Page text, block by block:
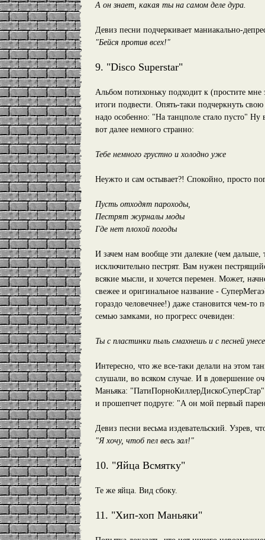
А он знает, какая ты на самом деле дура.
Девиз песни подчеркивает маниакально-
"Бейся против всех!"
9. "Disco Superstar"
Альбом потихоньку подходит к (простите
итоги подвести. Опять-таки подчеркнуть
надо особенно: "На танцполе стало пусто" Ну
вот далее немного странно:
Тебе немного грустно и холодно уже
Неужто и сам остывает?! Спокойно, просто
Пусть отходят пароходы,
Пестрят журналы моды
Где нет плохой погоды
И зачем нам вообще эти далекие (чем дальше,
исключительно пестрят. Вам нужен
всякие мысли, и хочется перемен. Может,
свежее и оригинальное название -
гораздо человечнее!) даже становится чем-
семью замками, но прогресс очевиден:
Ты с пластинки пыль смахнешь и с песней
Интересно, что же все-таки делали на этом
слушали, во всяком случае. И в довершение
Маньяка:
и прошепчет подруге: "А он мой первый
Девиз песни весьма издевательский. Узрев,
"Я хочу, чтоб пел весь зал!"
10. "Яйца Всмятку"
Те же яйца. Вид сбоку.
11. "Хип-хоп Маньяки"